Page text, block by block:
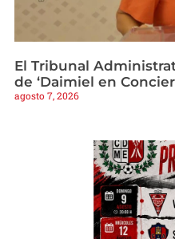
El Tribunal
de ‘Daimiel en
agosto 7, 2026